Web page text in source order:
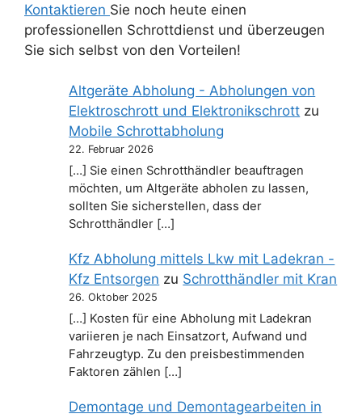
Kontaktieren Sie noch heute einen
professionellen Schrottdienst und überzeugen
Sie sich selbst von den Vorteilen!
Altgeräte Abholung - Abholungen von
Elektroschrott und Elektronikschrott zu
Mobile Schrottabholung
22. Februar 2026
[…] Sie einen Schrotthändler beauftragen
möchten, um Altgeräte abholen zu lassen,
sollten Sie sicherstellen, dass der
Schrotthändler […]
Kfz Abholung mittels Lkw mit Ladekran -
Kfz Entsorgen zu Schrotthändler mit Kran
26. Oktober 2025
[…] Kosten für eine Abholung mit Ladekran
variieren je nach Einsatzort, Aufwand und
Fahrzeugtyp. Zu den preisbestimmenden
Faktoren zählen […]
Demontage und Demontagearbeiten in